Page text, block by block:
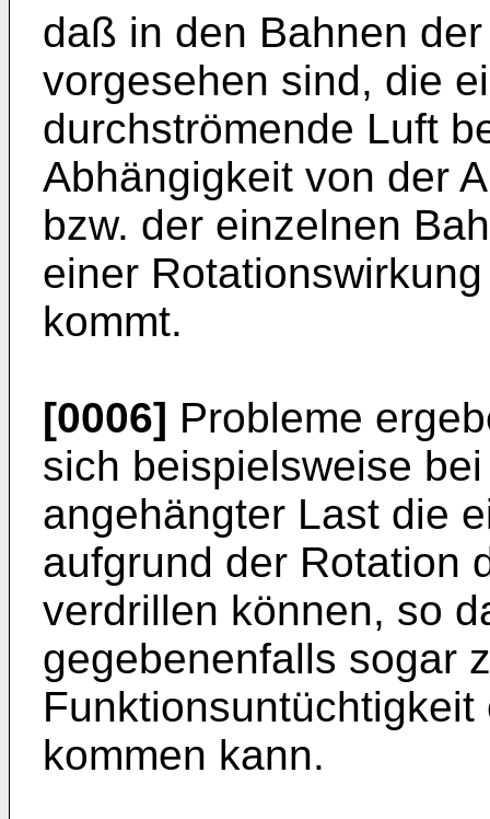
daß in den Bahnen
vorgesehen sind, die
durchströmende Luft
Abhängigkeit von der
bzw. der einzelnen
einer
kommt.
[0006] Probleme
sich beispielsweise
angehängter Last die
aufgrund der Rotation
verdrillen können, so
gegebenenfalls sogar
kommen kann.